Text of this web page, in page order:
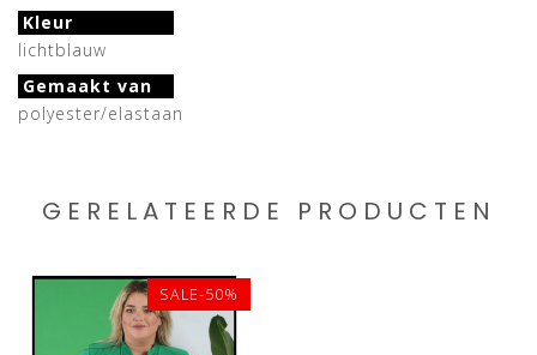
Kleur
lichtblauw
Gemaakt van
polyester/elastaan
GERELATEERDE PRODUCTEN
SALE-50%